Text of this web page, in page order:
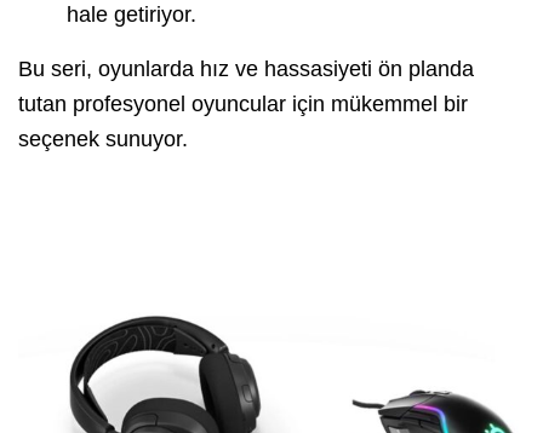
hale getiriyor.
Bu seri, oyunlarda hız ve hassasiyeti ön planda
tutan profesyonel oyuncular için mükemmel bir
seçenek sunuyor.